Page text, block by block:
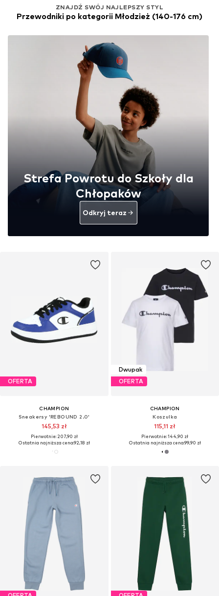
OFERTA
CHAMPION
Sneakersy 'REBOUND 2.0'
145,53 zł
Pierwotnie: 207,90 zł
Ostatnia najniższa cena:92,18 zł
Dwupak
OFERTA
CHAMPION
Koszulka
115,11 zł
Pierwotnie: 144,90 zł
Ostatnia najniższa cena:99,90 zł
ZNAJDŹ SWÓJ NAJLEPSZY STYL
Przewodniki po kategorii Młodzież (140-176 cm)
Strefa Powrotu do Szkoły dla
Chłopaków
Odkryj teraz